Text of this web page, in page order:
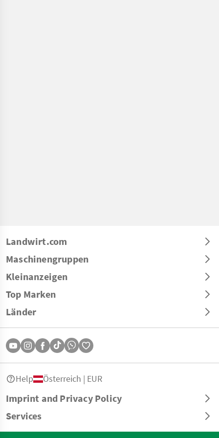
Landwirt.com
Maschinengruppen
Kleinanzeigen
Top Marken
Länder
Imprint and Privacy Policy
Services
Help Österreich | EUR